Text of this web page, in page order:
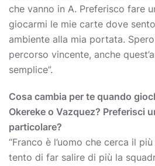
che vanno in A. Preferisco fare
giocarmi le mie carte dove
ambiente alla mia portata.
percorso vincente, anche
semplice”.
Cosa cambia per te quando
Okereke o Vazquez? Preferisci
particolare?
“Franco è l’uomo che cerca il
tento di far salire di più la